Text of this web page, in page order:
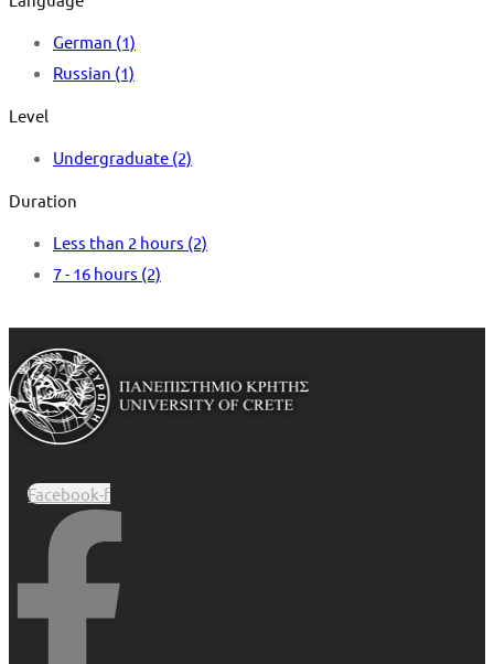
German (1)
Russian (1)
Level
Undergraduate (2)
Duration
Less than 2 hours (2)
7 - 16 hours (2)
Facebook-f